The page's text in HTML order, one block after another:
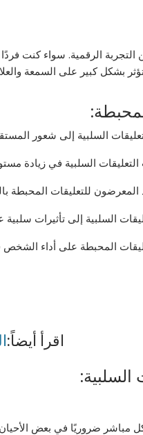
التجربة الرقمية. سواء كنت
بشكل كبير على السمعة
السلبية إلى شعور
السلبية في زيادة
المعرضون للتعليقات المحبطة
السلبية إلى تأثيرات
المحبطة على أداء الشخص
اقرأ أيضاً:
السلبية:
مباشر ضروريًا في بعض